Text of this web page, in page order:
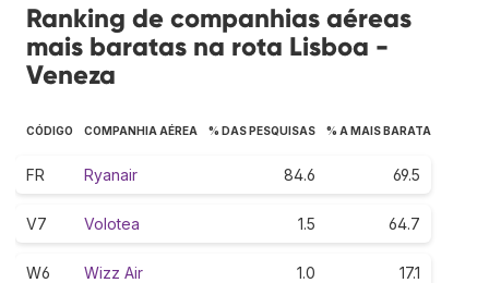
Ranking de companhias aéreas
mais baratas na rota Lisboa -
Veneza
CÓDIGO COMPANHIA AÉREA % DAS PESQUISAS % A MAIS BARATA
FR Ryanair 84.6 69.5
V7 Volotea 1.5 64.7
W6 Wizz Air 1.0 17.1